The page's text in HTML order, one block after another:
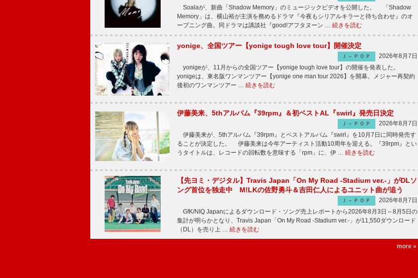
Soalaが、新曲「Shadow Memory」のミュージックビデオを公開した。 「Shadow
Memory」は、横山裕が主演を務めるドラマ『今夜もシリアルキラーと待ち合わせ』のオ
ープニング曲。同ドラマは講談社『good!アフタヌーン … 続きを読む
yonige、全国ツアー【yonige tough love tour】開催決定
Ｊ－ＰＯＰ
2026年8月7日
yonigeが、11月からの全国ツアー【yonige tough love tour】の開催を発表した。
yonigeは、東名阪ワンマンツアー【yonige one man tour 2026】を開幕。メジャー再契約
後初のワンマンツアー … 続きを読む
伊藤美来、5thアルバム『39rpm』＆初ベストAL『swirl』発売日決定
Ｊ－ＰＯＰ
2026年8月7日
伊藤美来が、5thアルバム『39rpm』とベストアルバム『swirl』を10月7日に同時発売す
ることが決定した。 伊藤美来は今年アーティスト活動10周年を迎える。『39rpm』とい
うタイトルは、レコードの回転数を意味する「rpm」に、伊 … 続きを読む
【先ヨミ・デジタル】Travis Japan「On My Road -Stadium ver.-」がDLソ
ング首位を独走中 M!LKの佐野勇斗＆吉田仁人によるユニット曲が追う
Ｊ－ＰＯＰ
2026年8月7日
GfK/NIQ Japanによるダウンロード・ソング売上レポートから2026年8月3日～8月5日の
集計が明らかとなり、Travis Japan「On My Road -Stadium ver.-」が11,550ダウンロード
（DL）を売り上 … 続きを読む
more »